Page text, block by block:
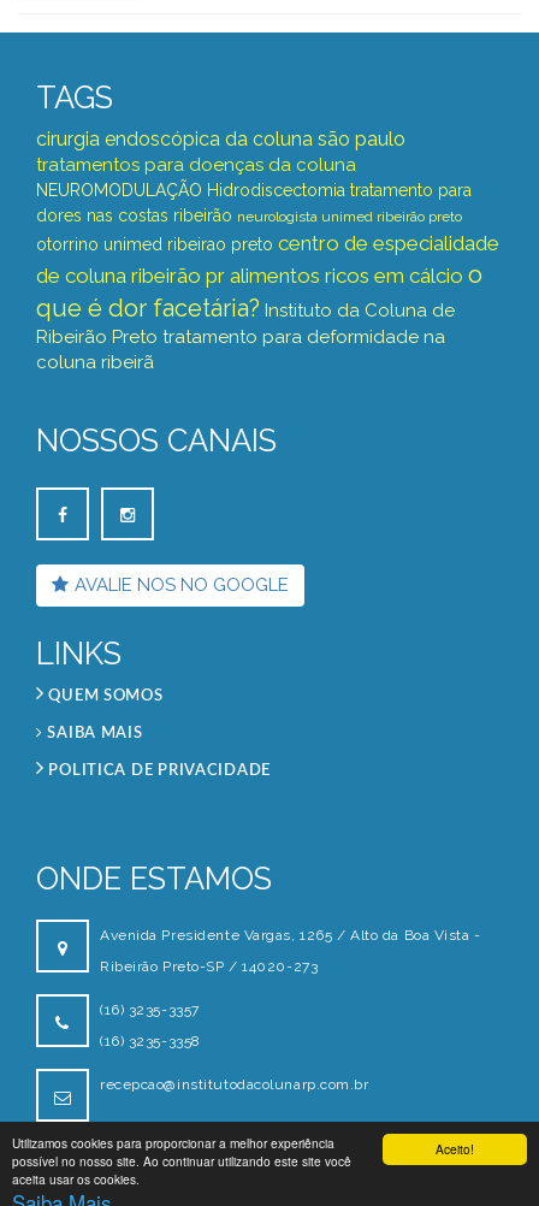
Aceito!
Utilizamos cookies para proporcionar a melhor experiência
possível no nosso site. Ao continuar utilizando este site você
aceita usar os cookies.
TAGS
cirurgia endoscópica da coluna são paulo
tratamentos para doenças da coluna
NEUROMODULAÇÃO Hidrodiscectomia tratamento para
dores nas costas ribeirão neurologista unimed ribeirão preto
otorrino unimed ribeirao preto centro de especialidade
de coluna ribeirão pr alimentos ricos em cálcio o
que é dor facetária? Instituto da Coluna de
Ribeirão Preto tratamento para deformidade na
coluna ribeirã
NOSSOS CANAIS
AVALIE NOS NO GOOGLE
LINKS
QUEM SOMOS
SAIBA MAIS
POLITICA DE PRIVACIDADE
ONDE ESTAMOS
Avenida Presidente Vargas, 1265 / Alto da Boa Vista -
Ribeirão Preto-SP / 14020-273
(16) 3235-3357
(16) 3235-3358
recepcao@institutodacolunarp.com.br